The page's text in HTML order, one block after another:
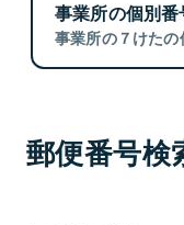
事業所の個別
事業所の７けたの
郵便番号検